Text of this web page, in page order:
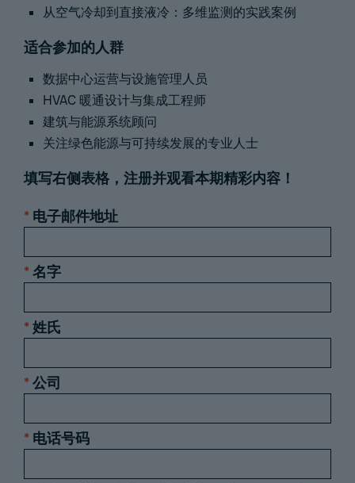
从空气冷却到直接液冷：多维监测的实践案例
适合参加的人群
数据中心运营与设施管理人员
HVAC 暖通设计与集成工程师
建筑与能源系统顾问
关注绿色能源与可持续发展的专业人士
填写右侧表格，注册并观看本期精彩内容！
* 电子邮件地址
* 名字
* 姓氏
* 公司
* 电话号码